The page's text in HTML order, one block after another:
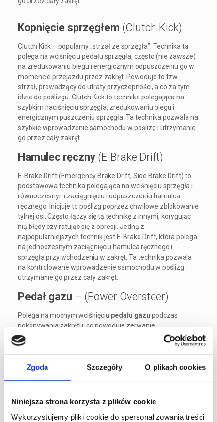
Zgoda Szczegóły O plikach cookies
Niniejsza strona korzysta z plików cookie
Wykorzystujemy pliki cookie do spersonalizowania treści
Kopnięcie sprzęgłem (Clutch Kick)
Clutch Kick – popularny „strzał ze sprzęgła”. Technika ta
polega na wciśnięciu pedału sprzęgła, często (nie zawsze)
na zredukowaniu biegu i energicznym odpuszczeniu go w
momencie przejazdu przez zakręt. Powoduje to tzw.
strzał, prowadzący do utraty przyczepności, a co za tym
idzie do poślizgu. Clutch Kick to technika polegająca na
szybkim naciśnięciu sprzęgła, zredukowaniu biegu i
energicznym puszczeniu sprzęgła. Ta technika pozwala na
szybkie wprowadzenie samochodu w poślizg i utrzymanie
go przez cały zakręt.
Hamulec ręczny (E-Brake Drift)
E-Brake Drift (Emergency Brake Drift, Side Brake Drift) to
podstawowa technika polegająca na wciśnięciu sprzęgła i
równoczesnym zaciągnięciu i odpuszczeniu hamulca
ręcznego. Inicjuje to poślizg poprzez chwilowe zblokowanie
tylnej osi. Często łączy się tą technikę z innymi, korygując
nią błędy czy ratując się z opresji. Jedną z
najpopularniejszych technik jest E-Brake Drift, która polega
na jednoczesnym zaciągnięciu hamulca ręcznego i
sprzęgła przy wchodzeniu w zakręt. Ta technika pozwala
na kontrolowane wprowadzenie samochodu w poślizg i
utrzymanie go przez cały zakręt.
Pedał gazu – (Power Oversteer)
Polega na mocnym wciśnięciu pedału gazu podczas
pokonywania zakrętu, co powoduje zerwanie
przyczepności tylnej osi. Wymaga auta o dużej mocy.
Feint Drift –Rybka
Feint Drift – zwany również „rybką”, to zabieg polegający
na gwałtownym skręceniu kierownicy przed zakrętem w
skręcić kierownicą w stronę zakrętu. Dynamiczne
wykonanie manewru, powoduje wprowadzenie auta w